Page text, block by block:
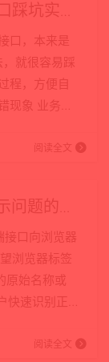
坑实录
口，本来是
就很容易踩
程，方便自
现象 业务需
方法：
阅读全文
题的分
接口向浏览器
浏览器标签
原始名称或
快速识别正在
典型的做法包
阅读全文